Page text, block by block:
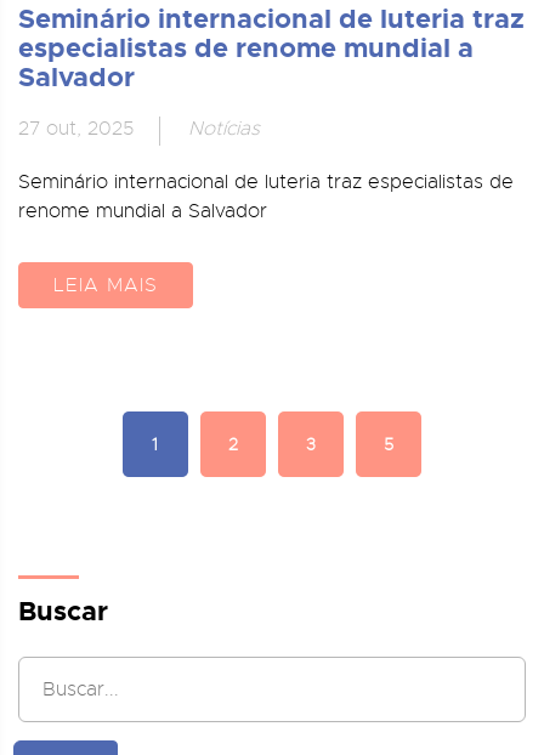
Seminário internacional de luteria traz
especialistas de renome mundial a
Salvador
27 out, 2025 Notícias
Seminário internacional de luteria traz especialistas de
renome mundial a Salvador
LEIA MAIS
1 2 3 5
Buscar